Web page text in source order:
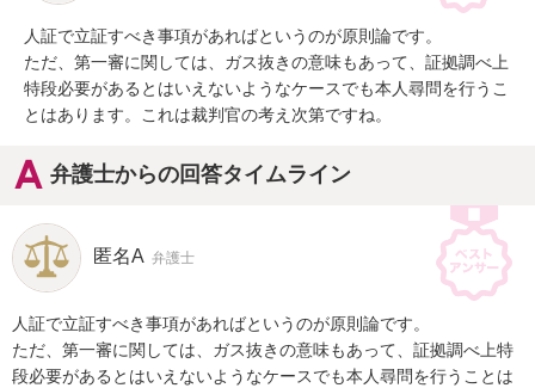
人証で立証すべき事項があればというのが原則論です。
ただ、第一審に関しては、ガス抜きの意味もあって、証拠調べ上
特段必要があるとはいえないようなケースでも本人尋問を行うこ
とはあります。これは裁判官の考え次第ですね。
弁護士からの回答タイムライン
匿名A 弁護士
人証で立証すべき事項があればというのが原則論です。
ただ、第一審に関しては、ガス抜きの意味もあって、証拠調べ上特
段必要があるとはいえないようなケースでも本人尋問を行うことは